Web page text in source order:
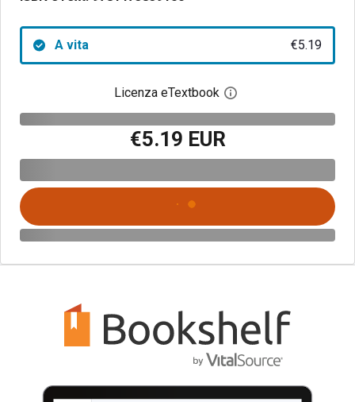
A vita €5.19
Licenza eTextbook Apri la finestra di
€5.19 EUR